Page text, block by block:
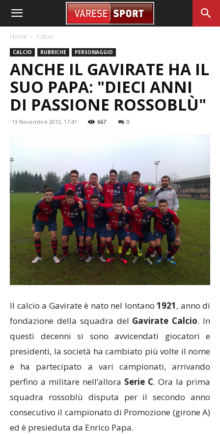
Home Calcio
CALCIO RUBRICHE PERSONAGGIO
ANCHE IL GAVIRATE HA IL
SUO PAPA: "DIECI ANNI
DI PASSIONE ROSSOBLÙ"
13 Novembre 2013, 17:41 667 0
Il calcio a Gavirate è nato nel lontano 1921, anno di
fondazione della squadra del Gavirate Calcio. In
questi decenni si sono avvicendati giocatori e
presidenti, la società ha cambiato più volte il nome
e ha partecipato a vari campionati, arrivando
perfino a militare nell’allora Serie C. Ora la prima
squadra rossoblù disputa per il secondo anno
consecutivo il campionato di Promozione (girone A)
ed è presieduta da Enrico Papa.